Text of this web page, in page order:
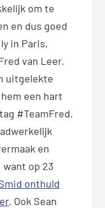
om te
en dus goed
in Paris,
van Leer.
uitgelekte
een hart
#TeamFred.
en
op 23
onthuld
. Ook Sean